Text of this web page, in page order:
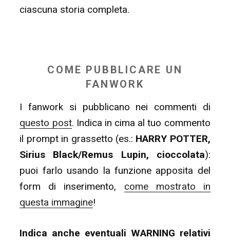
ciascuna storia completa.
COME PUBBLICARE UN
FANWORK
I fanwork si pubblicano nei commenti di
questo post. Indica in cima al tuo commento
il prompt in grassetto (es.: HARRY POTTER,
Sirius Black/Remus Lupin, cioccolata):
puoi farlo usando la funzione apposita del
form di inserimento, come mostrato in
questa immagine!
Indica anche eventuali WARNING relativi